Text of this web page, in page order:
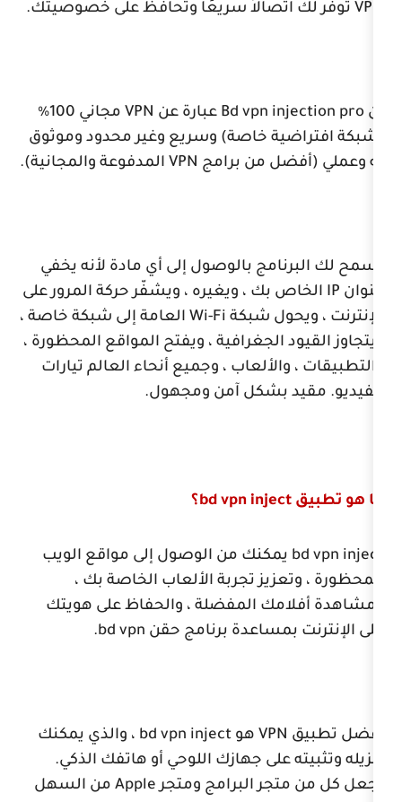
سريعًا وتحافظ على خصوصيتك.
Bd vpn عبارة عن VPN
مجاني 100٪
خاصة) وسريع وغير محدود وموثوق
من برامجVPNالمدفوعة والمجانية).
بالوصول إلى أي مادة لأنه يخفي
، ويغيره ، ويشفّر حركة المرور على
شبكةWi-Fiالعامة إلى شبكة خاصة ،
الجغرافية ، ويفتح المواقع المحظورة ،
، وجميع أنحاء العالم تيارات
بشكل آمن ومجهول.
bd vpn؟
من الوصول إلى مواقع الويب
تجربة الألعاب الخاصة بك ،
المفضلة ، والحفاظ على هويتك
برنامج حقنbd vpn
.
هوbd vpn inject ، والذي يمكنك
على جهازك اللوحي أو هاتفك الذكي.
البرامج ومتجرAppleمن السهل